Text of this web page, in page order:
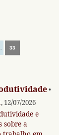
33
•
, 12/07/2026
e
sobre a